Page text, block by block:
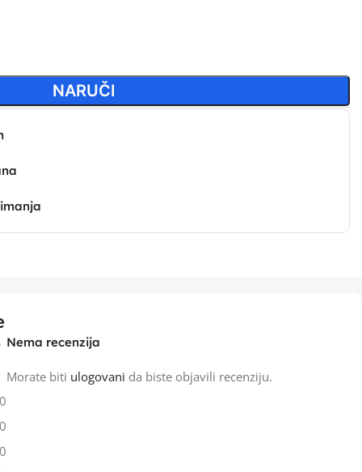
NARUČI
0
0
0
Nema recenzija
Morate biti ulogovani da biste objavili recenziju.